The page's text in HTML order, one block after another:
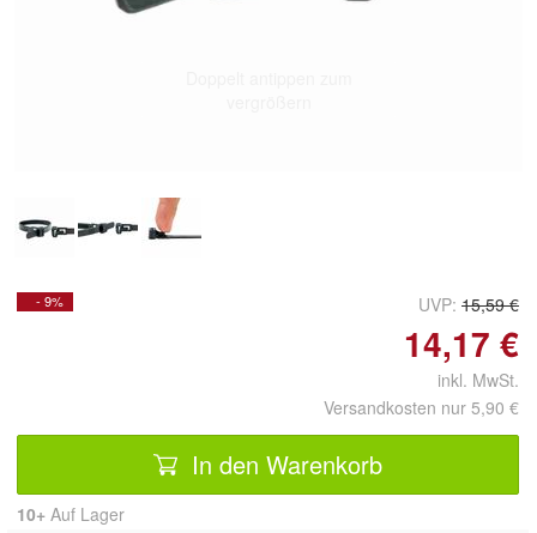
- 9% UVP: 15,59 €
14,17 €
inkl. MwSt.
Versandkosten nur 5,90 €
In den Warenkorb
10+ Auf Lager